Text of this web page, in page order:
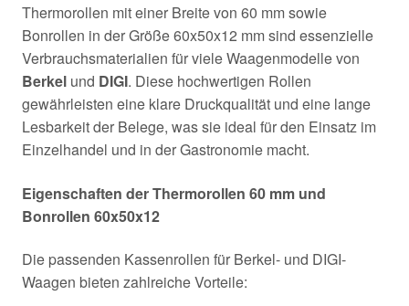
Thermorollen mit einer Breite von 60 mm sowie
Bonrollen in der Größe 60x50x12 mm sind essenzielle
Verbrauchsmaterialien für viele Waagenmodelle von
Berkel und DIGI. Diese hochwertigen Rollen
gewährleisten eine klare Druckqualität und eine lange
Lesbarkeit der Belege, was sie ideal für den Einsatz im
Einzelhandel und in der Gastronomie macht.
Eigenschaften der Thermorollen 60 mm und
Bonrollen 60x50x12
Die passenden Kassenrollen für Berkel- und DIGI-
Waagen bieten zahlreiche Vorteile: